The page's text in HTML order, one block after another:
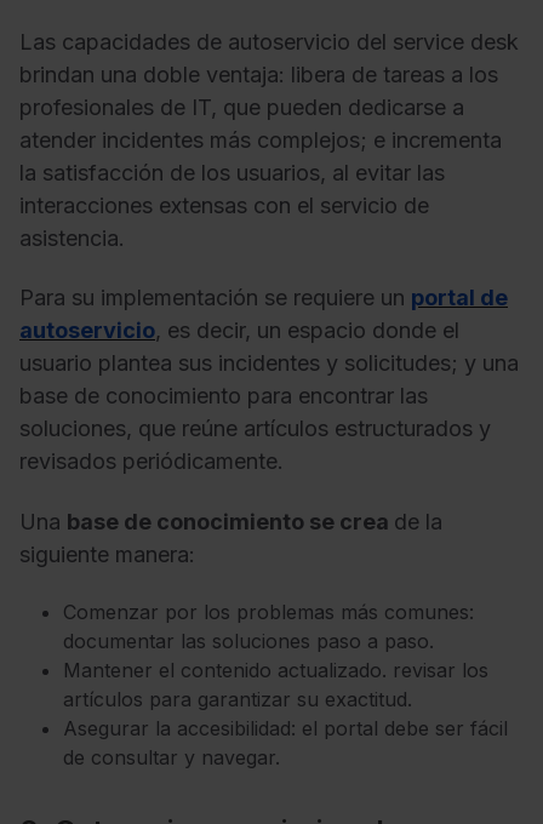
Las capacidades de autoservicio del service desk
brindan una doble ventaja: libera de tareas a los
profesionales de IT, que pueden dedicarse a
atender incidentes más complejos; e incrementa
la satisfacción de los usuarios, al evitar las
interacciones extensas con el servicio de
asistencia.
Para su implementación se requiere un portal de
autoservicio, es decir, un espacio donde el
usuario plantea sus incidentes y solicitudes; y una
base de conocimiento para encontrar las
soluciones, que reúne artículos estructurados y
revisados periódicamente.
Una base de conocimiento se crea de la
siguiente manera:
Comenzar por los problemas más comunes:
documentar las soluciones paso a paso.
Mantener el contenido actualizado. revisar los
artículos para garantizar su exactitud.
Asegurar la accesibilidad: el portal debe ser fácil
de consultar y navegar.